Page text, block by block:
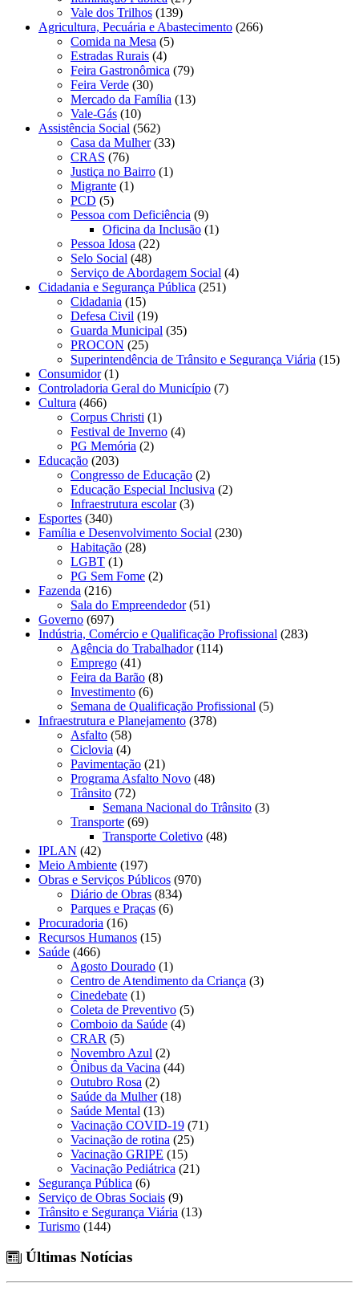
Vale dos Trilhos (139)
Agricultura, Pecuária e Abastecimento (266)
Comida na Mesa (5)
Estradas Rurais (4)
Feira Gastronômica (79)
Feira Verde (30)
Mercado da Família (13)
Vale-Gás (10)
Assistência Social (562)
Casa da Mulher(33)
CRAS (76)
Justiça no Bairro (1)
Migrante (1)
PCD (5)
Pessoa com Deficiência (9)
Oficina da Inclusão (1)
Pessoa Idosa (22)
Selo Social (48)
Serviço de Abordagem Social (4)
Cidadania e Segurança Pública (251)
Cidadania (15)
Defesa Civil (19)
Guarda Municipal (35)
PROCON (25)
Superintendência de Trânsito e Segurança Viária (15)
Consumidor(1)
Controladoria Geral do Município (7)
Cultura (466)
Corpus Christi (1)
Festival de Inverno (4)
PG Memória (2)
Educação (203)
Congresso de Educação (2)
Educação Especial Inclusiva (2)
Infraestrutura escolar(3)
Esportes (340)
Família e Desenvolvimento Social (230)
Habitação (28)
LGBT (1)
PG Sem Fome (2)
Fazenda (216)
Sala do Empreendedor(51)
Governo (697)
Indústria, Comércio e Qualificação Profissional (283)
Agência do Trabalhador(114)
Emprego (41)
Feira da Barão (8)
Investimento (6)
Semana de Qualificação Profissional (5)
Infraestrutura e Planejamento (378)
Asfalto (58)
Ciclovia (4)
Pavimentação (21)
Programa Asfalto Novo (48)
Trânsito (72)
Semana Nacional do Trânsito (3)
Transporte (69)
Transporte Coletivo (48)
IPLAN (42)
Meio Ambiente (197)
Obras e Serviços Públicos (970)
Diário de Obras (834)
Parques e Praças (6)
Procuradoria (16)
Recursos Humanos (15)
Saúde (466)
Agosto Dourado (1)
Centro de Atendimento da Criança (3)
Cinedebate (1)
Coleta de Preventivo (5)
Comboio da Saúde (4)
CRAR (5)
Novembro Azul (2)
Ônibus da Vacina (44)
Outubro Rosa (2)
Saúde da Mulher(18)
Saúde Mental (13)
Vacinação COVID-19 (71)
Vacinação de rotina (25)
Vacinação GRIPE (15)
Vacinação Pediátrica (21)
Segurança Pública (6)
Serviço de Obras Sociais (9)
Trânsito e Segurança Viária (13)
Turismo (144)
Últimas Notícias